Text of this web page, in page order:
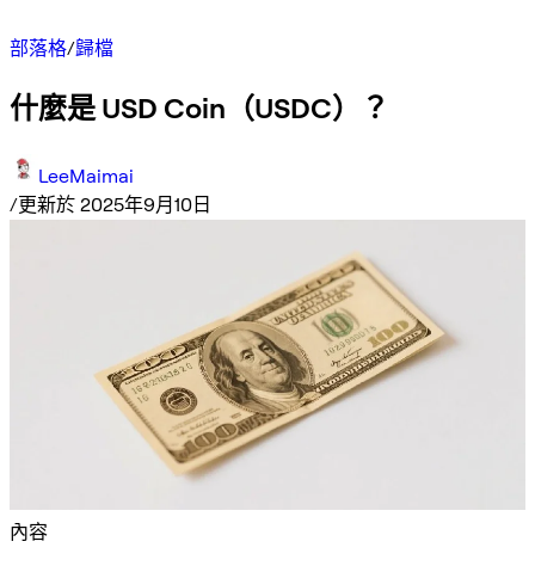
部落格/歸檔
什麼是 USD Coin（USDC）？
LeeMaimai
/更新於 2025年9月10日
內容